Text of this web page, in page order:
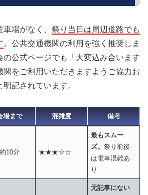
場がなく、 祭り当日は周辺道路でも
。公共交通機関の利用を強く推奨しま
の公式ページでも「大変込み合います
関をご利用いただきますようご協力お
記されています。
場まで 混雑度 備考
10分 ★★★☆☆
最もスムー
ズ。祭り前後
は電車混雑あ
り
元記事にない